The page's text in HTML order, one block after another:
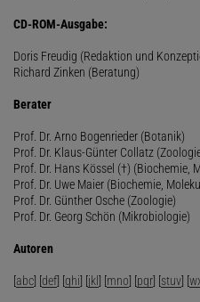
CD-ROM-Ausgabe:
Doris Freudig (Redaktion und
Richard Zinken (Beratung)
Berater
Prof. Dr. Arno Bogenrieder (Botanik)
Prof. Dr. Klaus-Günter Collatz
Prof. Dr. Hans Kössel (†) (Biochemie,
Prof. Dr. Uwe Maier (Biochemie,
Prof. Dr. Günther Osche (Zoologie)
Prof. Dr. Georg Schön (Mikrobiologie)
Autoren
[abc] [def] [ghi] [jkl] [mno] [pqr] [stuv] [